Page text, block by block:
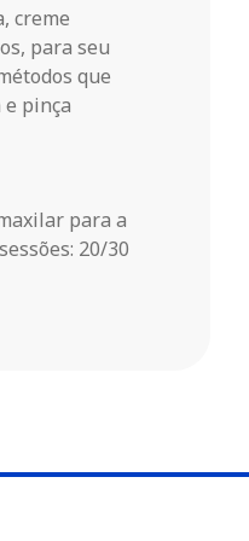
creme
para seu
que
pinça
para a
20/30